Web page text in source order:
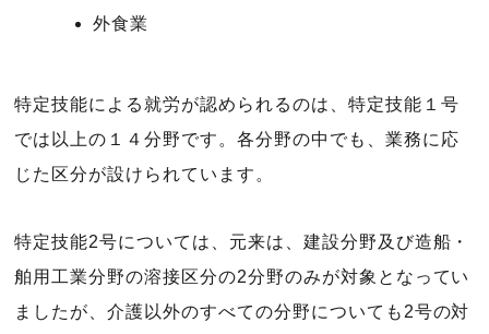
外食業
特定技能による就労が認められるのは、特定技能１号
では以上の１４分野です。各分野の中でも、業務に応
じた区分が設けられています。
特定技能2号については、元来は、建設分野及び造船・
舶用工業分野の溶接区分の2分野のみが対象となってい
ましたが、介護以外のすべての分野についても2号の対